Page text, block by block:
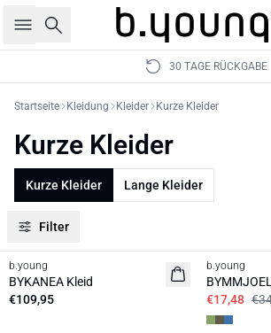
Suche
30 TAGE RÜCKGABE
Startseite Kleidung Kleider Kurze Kleider
Kurze Kleider
Kurze Kleider Lange Kleider
Filter
Neuheit
b.young
BYKANEA Kleid
€109,95
b.young
€17,48
30%